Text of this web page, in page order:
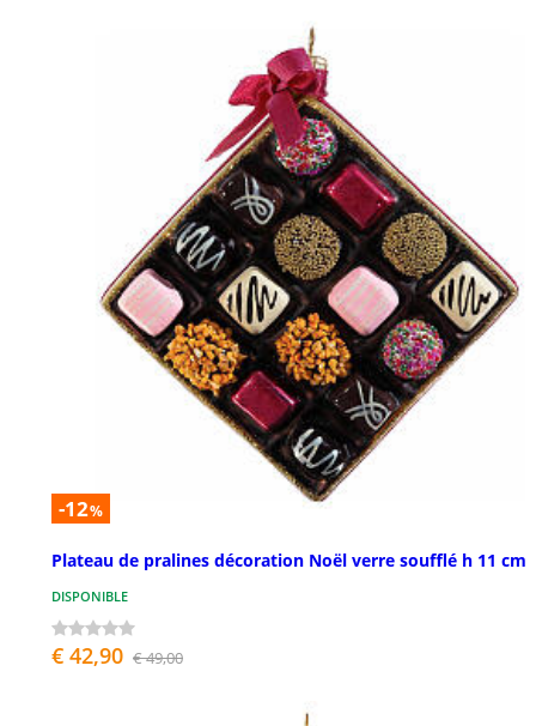
-12%
Plateau de pralines décoration Noël verre soufflé h 11 cm
DISPONIBLE
€ 42,90 € 49,00